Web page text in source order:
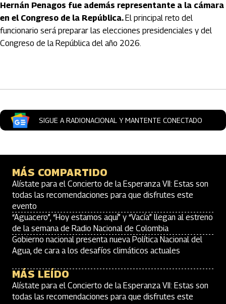
Hernán Penagos fue además representante a la cámara
en el Congreso de la República.El principal reto del
funcionario será preparar las elecciones presidenciales y del
Congreso de la República del año 2026.
SIGUE A RADIONACIONAL Y MANTENTE CONECTADO
MÁS COMPARTIDO
Alístate para el Concierto de la Esperanza VII: Estas son
todas las recomendaciones para que disfrutes este
evento
“Aguacero”, “Hoy estamos aquí” y “Vacía” llegan al estreno
de la semana de Radio Nacional de Colombia
Gobierno nacional presenta nueva Política Nacional del
Agua, de cara a los desafíos climáticos actuales
MÁS LEÍDO
Alístate para el Concierto de la Esperanza VII: Estas son
todas las recomendaciones para que disfrutes este